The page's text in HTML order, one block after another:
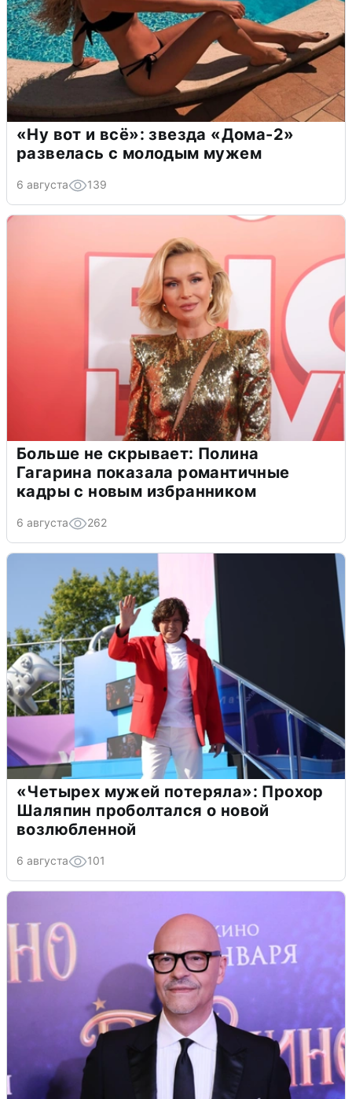
«Ну вот и всё»: звезда «Дома-2»
развелась с молодым мужем
6 августа 139
Больше не скрывает: Полина
Гагарина показала романтичные
кадры с новым избранником
6 августа 262
«Четырех мужей потеряла»: Прохор
Шаляпин проболтался о новой
возлюбленной
6 августа 101